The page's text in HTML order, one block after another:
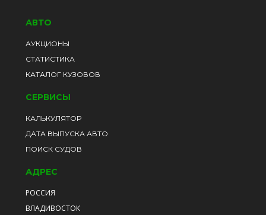
АВТО
АУКЦИОНЫ
СТАТИСТИКА
КАТАЛОГ КУЗОВОВ
СЕРВИСЫ
КАЛЬКУЛЯТОР
ДАТА ВЫПУСКА АВТО
ПОИСК СУДОВ
АДРЕС
РОССИЯ
ВЛАДИВОСТОК